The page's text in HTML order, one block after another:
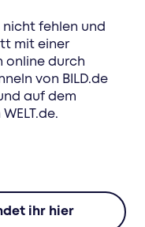
fehlen und
mit einer
online durch
von BILD.de
auf dem
ihr hier